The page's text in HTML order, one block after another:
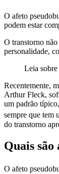
O afeto
podem estar
O transtorno
personalidade,
Leia
Recentemente,
Arthur Fleck,
um padrão
sempre que tem
do transtorno
Quais são
O afeto